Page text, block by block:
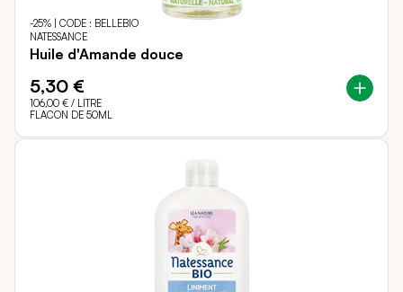
-25% | CODE : BELLEBIO
NATESSANCE
Huile d'Amande douce
5,30 €
106,00 € / LITRE
FLACON DE 50ML